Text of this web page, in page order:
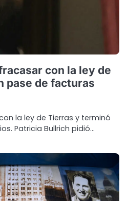
con la ley de
pase de facturas
la ley de Tierras y terminó
Patricia Bullrich pidió…